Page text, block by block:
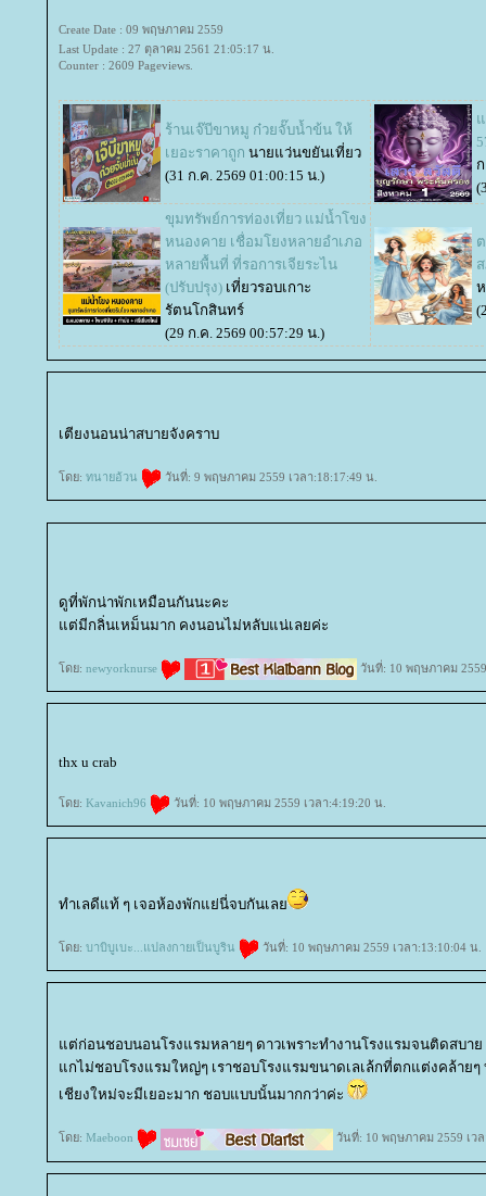
Create Date : 09 พฤษภาคม 2559
Last Update : 27 ตุลาคม 2561 21:05:17 น.
Counter : 2609 Pageviews.
ร้านเจ๊บีขาหมู ก๋วยจั๊บน้ำข้น ให้
เยอะราคาถูก นายแว่นขยันเที่ยว
(31 ก.ค. 2569 01:00:15 น.)
ขุมทรัพย์การท่องเที่ยว แม่น้ำโขง
หนองคาย เชื่อมโยงหลายอำเภอ
หลายพื้นที่ ที่รอการเจียระไน
(ปรับปรุง) เที่ยวรอบเกาะ
รัตนโกสินทร์
(29 ก.ค. 2569 00:57:29 น.)
เตียงนอนน่าสบายจังคราบ
ดย: ทนายอ้วน วันที่: 9 พฤษภาคม 2559 เวลา:18:17:49 น.
ดูที่พักน่าพักเหมือนกันนะคะ
ต่มีกลิ่นเหม็นมาก คงนอนไม่หลับแน่เลยค่ะ
ดย: newyorknurse วันที่: 10 พฤษภาคม
thx u crab
ดย: Kavanich96 วันที่: 10 พฤษภาคม 2559 เวลา:4:19:20 น.
ทำเลดีแท้ ๆ เจอห้องพักแย่นี่จบกันเล
ดย: บาบิบูเบะ...แปลงกายเป็นบูริน วันที่: 10 พฤษภาคม 2559 เวลา:13:10:04 น.
ต่ก่อนชอบนอนโรงแรมหลายๆ ดาวเพราะทำงานโรงแรมจนติดสบา
กไม่ชอบโรงแรมใหญ่ๆ เราชอบโรงแรมขนาดเลเล้กที่ตกแต่งคล้ายๆ
เชียงใหม่จะมีเยอะมาก ชอบแบบนั้นมากกว่าค่ะ
ดย: Maeboon วันที่: 10 พฤษภาคม 2559 เว